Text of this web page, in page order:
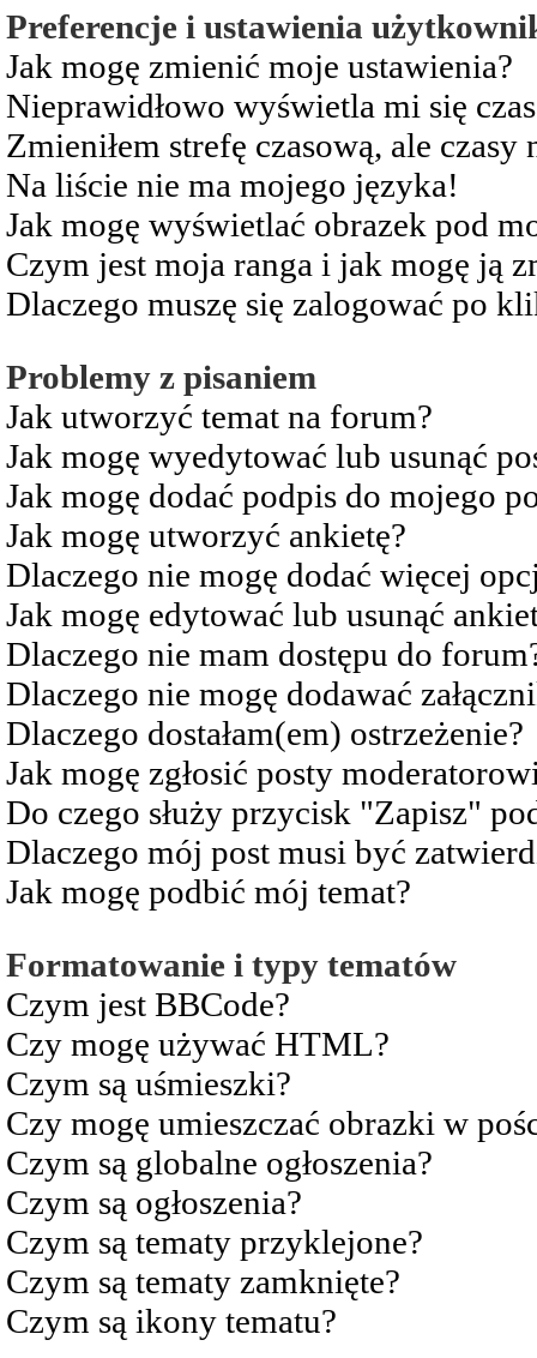
Preferencje i ustawienia
Jak mogę zmienić moje ustawienia?
Nieprawidłowo wyświetla mi się
Zmieniłem strefę czasową, ale czasy
Na liście nie ma mojego języka!
Jak mogę wyświetlać obrazek pod
Czym jest moja ranga i jak mogę ją
Dlaczego muszę się zalogować po
Problemy z pisaniem
Jak utworzyć temat na forum?
Jak mogę wyedytować lub usunąć
Jak mogę dodać podpis do mojego
Jak mogę utworzyć ankietę?
Dlaczego nie mogę dodać więcej
Jak mogę edytować lub usunąć
Dlaczego nie mam dostępu do
Dlaczego nie mogę dodawać
Dlaczego dostałam(em) ostrzeżenie?
Jak mogę zgłosić posty
Do czego służy przycisk "Zapisz"
Dlaczego mój post musi być
Jak mogę podbić mój temat?
Formatowanie i typy tematów
Czym jest BBCode?
Czy mogę używać HTML?
Czym są uśmieszki?
Czy mogę umieszczać obrazki w
Czym są globalne ogłoszenia?
Czym są ogłoszenia?
Czym są tematy przyklejone?
Czym są tematy zamknięte?
Czym są ikony tematu?